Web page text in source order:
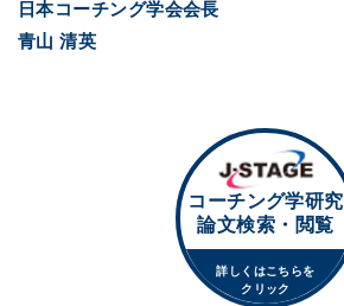
日本コーチング学会会長
青山 清英
コーチング学研究
論文検索・閲覧
詳しくはこちらを
クリック